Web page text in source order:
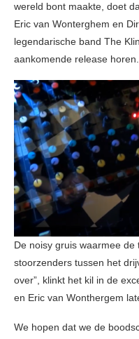
wereld bont maakte, doet
Eric van Wonterghem en
legendarische band The
aankomende release horen.
De noisy gruis waarmee
stoorzenders tussen het
over”, klinkt het kil in de
en Eric van Wonthergem
We hopen dat we de